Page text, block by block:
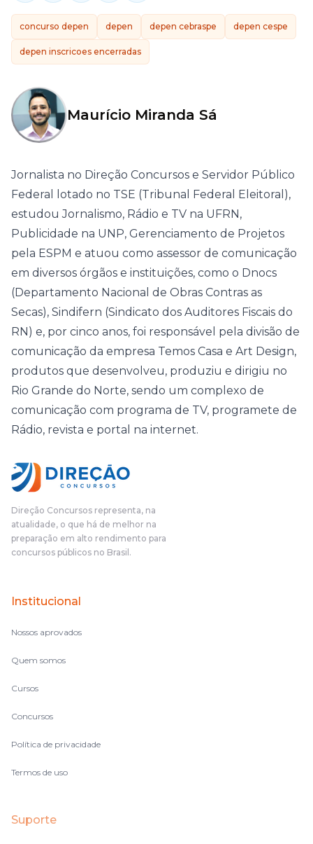
concurso depen depen depen cebraspe depen cespe
depen inscricoes encerradas
Maurício Miranda Sá
Jornalista no Direção Concursos e Servidor Público
Federal lotado no TSE (Tribunal Federal Eleitoral),
estudou Jornalismo, Rádio e TV na UFRN,
Publicidade na UNP, Gerenciamento de Projetos
pela ESPM e atuou como assessor de comunicação
em diversos órgãos e instituições, como o Dnocs
(Departamento Nacional de Obras Contras as
Secas), Sindifern (Sindicato dos Auditores Fiscais do
RN) e, por cinco anos, foi responsável pela divisão de
comunicação da empresa Temos Casa e Art Design,
produtos que desenvolveu, produziu e dirigiu no
Rio Grande do Norte, sendo um complexo de
comunicação com programa de TV, programete de
Rádio, revista e portal na internet.
Direção Concursos representa, na
atualidade, o que há de melhor na
preparação em alto rendimento para
concursos públicos no Brasil.
Institucional
Nossos aprovados
Quem somos
Cursos
Concursos
Política de privacidade
Termos de uso
Suporte